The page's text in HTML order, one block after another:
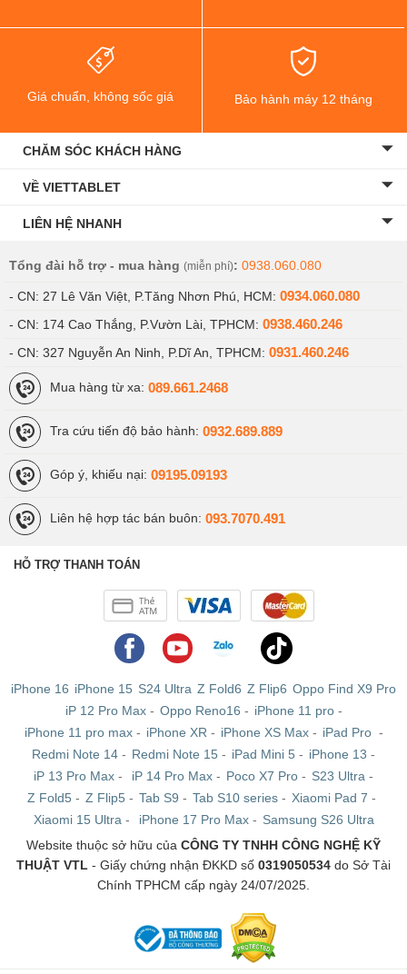
Giá chuẩn, không sốc giá Bảo hành máy 12 tháng
CHĂM SÓC KHÁCH HÀNG
VỀ VIETTABLET
LIÊN HỆ NHANH
Tổng đài hỗ trợ - mua hàng (miễn phí): 0938.060.080
- CN: 27 Lê Văn Việt, P.Tăng Nhơn Phú, HCM: 0934.060.080
- CN: 174 Cao Thắng, P.Vườn Lài, TPHCM: 0938.460.246
- CN: 327 Nguyễn An Ninh, P.Dĩ An, TPHCM: 0931.460.246
Mua hàng từ xa: 089.661.2468
Tra cứu tiến độ bảo hành: 0932.689.889
Góp ý, khiếu nại: 09195.09193
Liên hệ hợp tác bán buôn: 093.7070.491
HỖ TRỢ THANH TOÁN
iPhone 16 iPhone 15 S24 Ultra Z Fold6 Z Flip6 Oppo Find X9 Pro
iP 12 Pro Max- Oppo Reno16 - iPhone 11 pro-
iPhone 11 pro max- iPhone XR- iPhone XS Max- iPad Pro -
Redmi Note 14 - Redmi Note 15 - iPad Mini 5 - iPhone 13 -
iP 13 Pro Max - iP 14 Pro Max - Poco X7 Pro - S23 Ultra -
Z Fold5 - Z Flip5 - Tab S9 - Tab S10 series - Xiaomi Pad 7 -
Xiaomi 15 Ultra- iPhone 17 Pro Max- Samsung S26 Ultra
Website thuộc sở hữu của CÔNG TY TNHH CÔNG NGHỆ KỸ
THUẬT VTL - Giấy chứng nhận ĐKKD số 0319050534 do Sở Tài
Chính TPHCM cấp ngày 24/07/2025.